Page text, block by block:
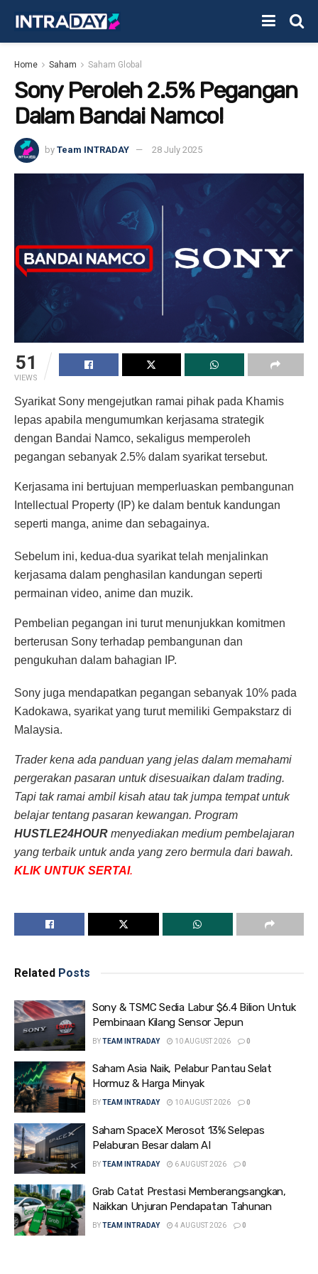
Home Saham Saham Global
Sony Peroleh 2.5% Pegangan
Dalam Bandai Namco!
by Team INTRADAY 28 July 2025
51
VIEWS
Syarikat Sony mengejutkan ramai pihak pada Khamis
lepas apabila mengumumkan kerjasama strategik
dengan Bandai Namco, sekaligus memperoleh
pegangan sebanyak 2.5% dalam syarikat tersebut.
Kerjasama ini bertujuan memperluaskan pembangunan
Intellectual Property (IP) ke dalam bentuk kandungan
seperti manga, anime dan sebagainya.
Sebelum ini, kedua-dua syarikat telah menjalinkan
kerjasama dalam penghasilan kandungan seperti
permainan video, anime dan muzik.
Pembelian pegangan ini turut menunjukkan komitmen
berterusan Sony terhadap pembangunan dan
pengukuhan dalam bahagian IP.
Sony juga mendapatkan pegangan sebanyak 10% pada
Kadokawa, syarikat yang turut memiliki Gempakstarz di
Malaysia.
Trader kena ada panduan yang jelas dalam memahami
pergerakan pasaran untuk disesuaikan dalam trading.
Tapi tak ramai ambil kisah atau tak jumpa tempat untuk
belajar tentang pasaran kewangan. Program
HUSTLE24HOUR menyediakan medium pembelajaran
yang terbaik untuk anda yang zero bermula dari bawah.
KLIK UNTUK SERTAI.
Related Posts
Sony & TSMC Sedia Labur $6.4 Bilion Untuk
Pembinaan Kilang Sensor Jepun
BYTEAM INTRADAY 10 AUGUST 2026 0
Saham Asia Naik, Pelabur Pantau Selat
Hormuz & Harga Minyak
BYTEAM INTRADAY 10 AUGUST 2026 0
Saham SpaceX Merosot 13% Selepas
Pelaburan Besar dalam AI
BYTEAM INTRADAY 6 AUGUST 2026 0
Grab Catat Prestasi Memberangsangkan,
Naikkan Unjuran Pendapatan Tahunan
BYTEAM INTRADAY 4 AUGUST 2026 0